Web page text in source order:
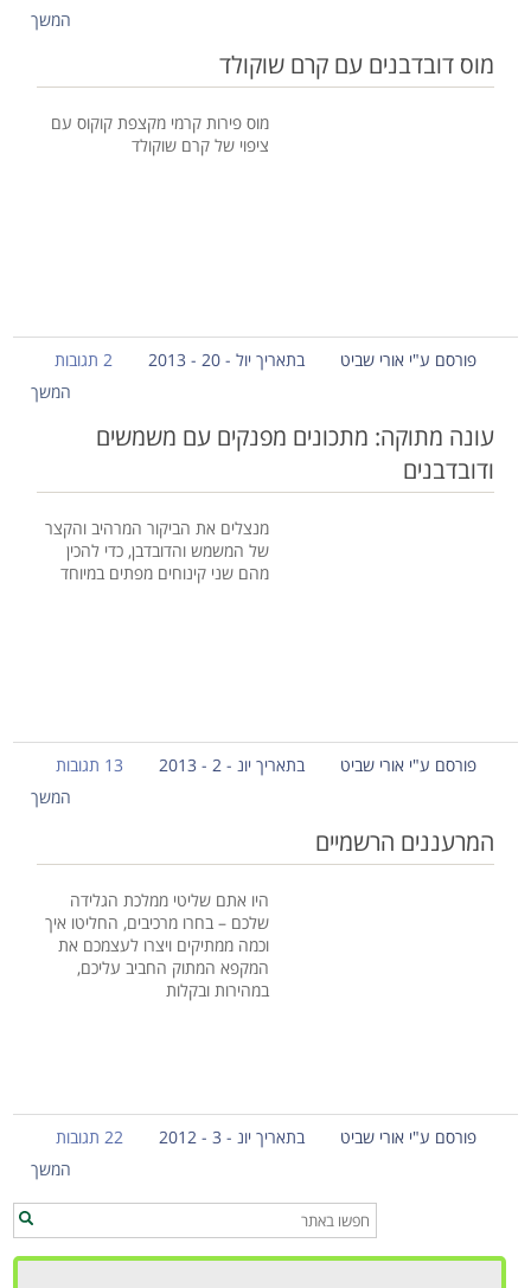
המשך
מוס דובדבנים עם קרם שוקולד
מוס פירות קרמי מקצפת קוקוס עם
ציפוי של קרם שוקולד
פורסם ע"י אורי שביט בתאריך יול - 20 - 2013
2 תגובות
המשך
עונה מתוקה: מתכונים מפנקים עם משמשים
ודובדבנים
מנצלים את הביקור המרהיב והקצר
של המשמש והדובדבן, כדי להכין
מהם שני קינוחים מפתים במיוחד
פורסם ע"י אורי שביט בתאריך יונ - 2 - 2013
13 תגובות
המשך
המרעננים הרשמיים
היו אתם שליטי ממלכת הגלידה
שלכם – בחרו מרכיבים, החליטו איך
וכמה ממתיקים ויצרו לעצמכם את
המקפא המתוק החביב עליכם,
במהירות ובקלות
פורסם ע"י אורי שביט בתאריך יונ - 3 - 2012
22 תגובות
המשך